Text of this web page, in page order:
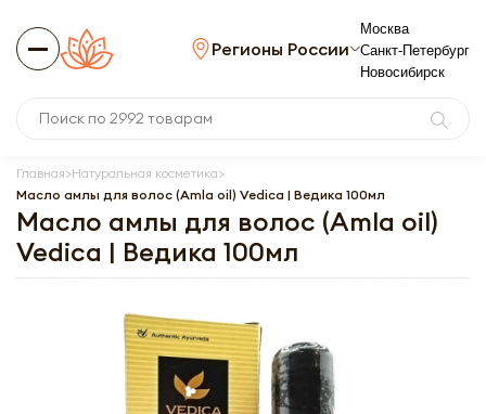
Регионы России
Москва
Санкт-Петербург
Новосибирск
Главная Натуральная косметика
Масло амлы для волос (Amla oil) Vedica | Ведика 100мл
Масло амлы для волос (Amla oil)
Vedica | Ведика 100мл